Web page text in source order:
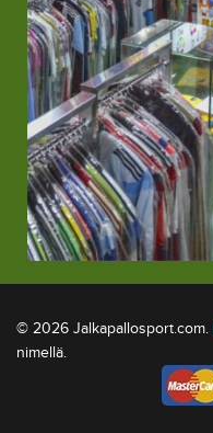
© 2026 Jalkapallosport.com.
nimellä.